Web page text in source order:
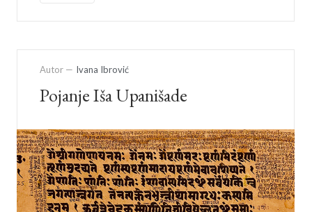
Autor — Ivana Ibrović
Pojanje Iša Upanišade